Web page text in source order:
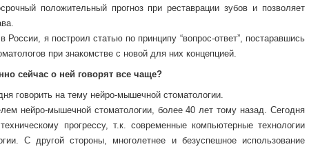
положительный прогноз при реставрации зубов и позволяет
я построил статью по принципу “вопрос-ответ”, постаравшись
при знакомстве с новой для них концепцией.
сейчас о ней говорят все чаще?
говорить на тему нейро-мышечной стоматологии.
нейро-мышечной стоматологии, более 40 лет тому назад. Сегодня
прогрессу, т.к. современные компьютерные технологии
С другой стороны, многолетнее и безуспешное использование